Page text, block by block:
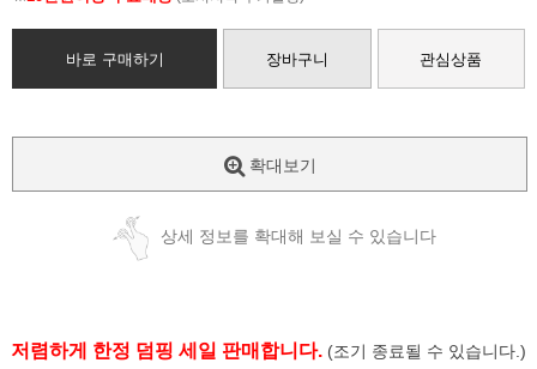
바로 구매하기 장바구니 관심상품
확대보기
상세 정보를 확대해 보실 수 있습니다
저렴하게 한정 덤핑 세일 판매합니다. (조기 종료될 수 있습니다.)